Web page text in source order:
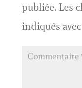
publiée. Les
indiqués avec